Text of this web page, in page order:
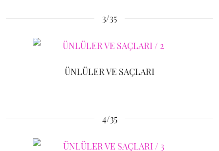
3/35
ÜNLÜLER VE SAÇLARI
4/35